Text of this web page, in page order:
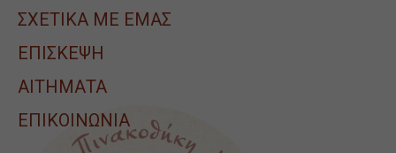
ΣΧΕΤΙΚΑ ΜΕ ΕΜΑΣ
ΕΠΙΣΚΕΨΗ
ΑΙΤΉΜΑΤΑ
ΕΠΙΚΟΙΝΩΝΙΑ